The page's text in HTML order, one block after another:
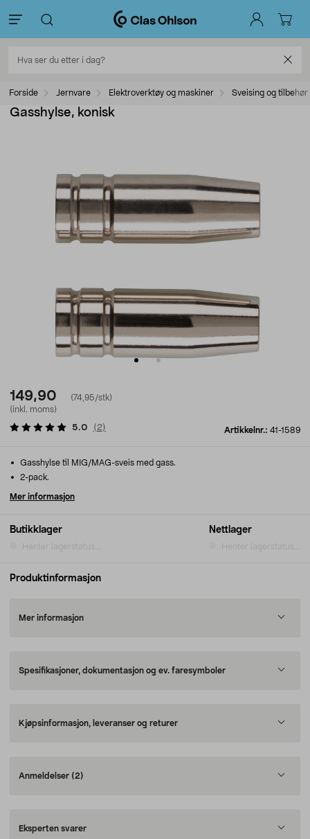
Forside Jernvare Elektroverktøy og maskiner Sveising og tilbehør
Gasshylse, konisk
149,90
(74,95/stk)
(inkl. moms)
Artikkelnr.: 41-1589
5.0 ( 2)
Butikklager
Henter lagerstatus...
Nettlager
Henter lagerstatus...
Gasshylse til MIG/MAG-sveis med gass.
2-pack.
Mer informasjon
Produktinformasjon
Mer informasjon
Spesifikasjoner, dokumentasjon og ev. faresymboler
Kjøpsinformasjon, leveranser og returer
Anmeldelser (2)
Eksperten svarer